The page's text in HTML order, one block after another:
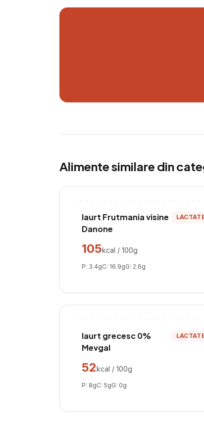
Alimente similare din
Iaurt Frutmania visine
Danone
105kcal / 100g
P: 3.4gC: 16.9gG: 2.6g
Iaurt grecesc 0%
Mevgal
52kcal / 100g
P: 8gC: 5gG: 0g